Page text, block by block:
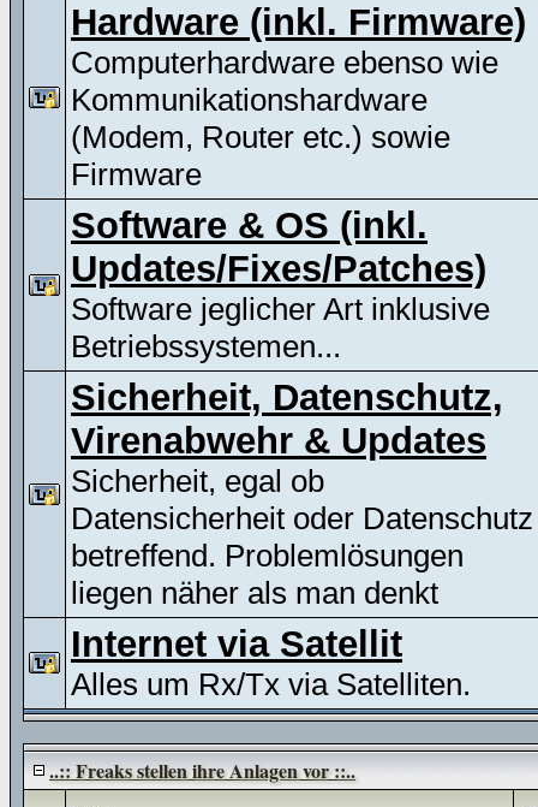
Hardware (inkl. Firmware)
Computerhardware ebenso wie
Kommunikationshardware
(Modem, Router etc.) sowie
Firmware
Software & OS (inkl.
Updates/Fixes/Patches)
Software jeglicher Art inklusive
Betriebssystemen...
Sicherheit, Datenschutz,
Virenabwehr & Updates
Sicherheit, egal ob
Datensicherheit oder Datenschutz
betreffend. Problemlösungen
liegen näher als man denkt
Internet via Satellit
Alles um Rx/Tx via Satelliten.
..:: Freaks stellen ihre Anlagen vor ::..